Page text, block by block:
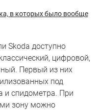
в которых было вообще
Skoda доступно
цифровой,
Первый из них
под
и спидометра. При
зону можно